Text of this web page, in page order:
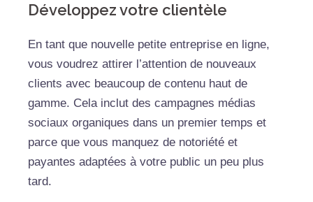
Développez votre clientèle
En tant que nouvelle petite entreprise en ligne,
vous voudrez attirer l’attention de nouveaux
clients avec beaucoup de contenu haut de
gamme. Cela inclut des campagnes médias
sociaux organiques dans un premier temps et
parce que vous manquez de notoriété et
payantes adaptées à votre public un peu plus
tard.